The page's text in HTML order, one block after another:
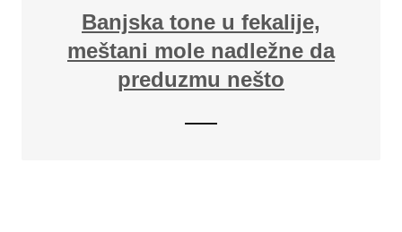
Banjska tone u fekalije,
meštani mole nadležne da
preduzmu nešto